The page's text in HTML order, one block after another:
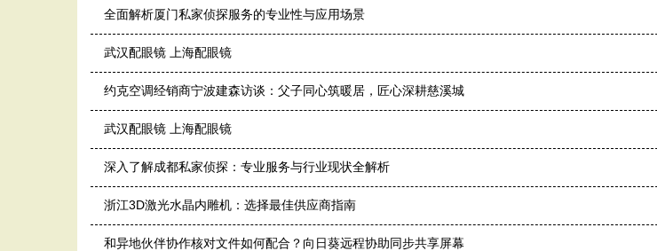
全面解析厦门私家侦探服务的专业性与应用场景
武汉配眼镜 上海配眼镜
约克空调经销商宁波建森访谈：父子同心筑暖居，匠心深耕慈溪城
武汉配眼镜 上海配眼镜
深入了解成都私家侦探：专业服务与行业现状全解析
浙江3D激光水晶内雕机：选择最佳供应商指南
和异地伙伴协作核对文件如何配合？向日葵远程协助同步共享屏幕